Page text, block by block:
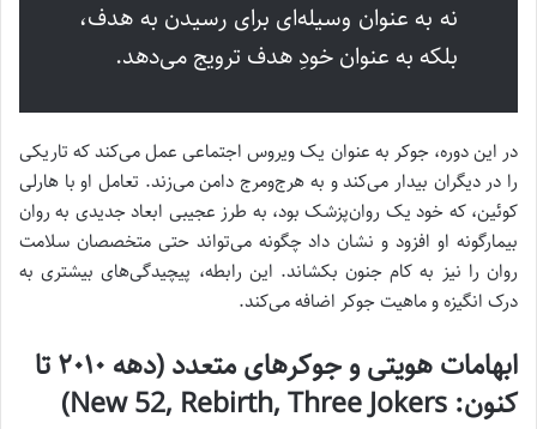
نه به عنوان وسیله‌ای برای رسیدن به هدف،
بلکه به عنوان خودِ هدف ترویج می‌دهد.
در این دوره، جوکر به عنوان یک ویروس اجتماعی عمل می‌کند که تاریکی
را در دیگران بیدار می‌کند و به هرج‌ومرج دامن می‌زند. تعامل او با هارلی
کوئین، که خود یک روان‌پزشک بود، به طرز عجیبی ابعاد جدیدی به روان
بیمارگونه او افزود و نشان داد چگونه می‌تواند حتی متخصصان سلامت
روان را نیز به کام جنون بکشاند. این رابطه، پیچیدگی‌های بیشتری به
درک انگیزه و ماهیت جوکر اضافه می‌کند.
ابهامات هویتی و جوکرهای متعدد (دهه ۲۰۱۰ تا
کنون: New 52, Rebirth, Three Jokers)